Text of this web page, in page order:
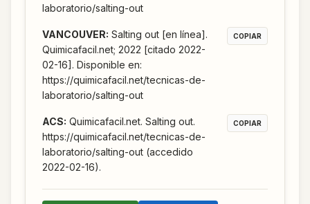
laboratorio/salting-out
VANCOUVER: Salting out [en línea].
Quimicafacil.net; 2022 [citado 2022-
02-16]. Disponible en:
https://quimicafacil.net/tecnicas-de-
laboratorio/salting-out
COPIAR
ACS: Quimicafacil.net. Salting out.
https://quimicafacil.net/tecnicas-de-
laboratorio/salting-out (accedido
2022-02-16).
COPIAR